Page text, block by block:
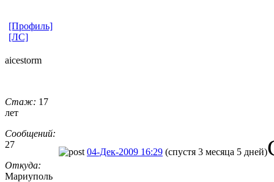
[Профиль]
[ЛС]
aicestorm
Стаж: 17
лет
Сообщений:
27
Откуда:
Мариуполь
04-Дек-2009 16:29 (спустя 3 месяца 5 дней)